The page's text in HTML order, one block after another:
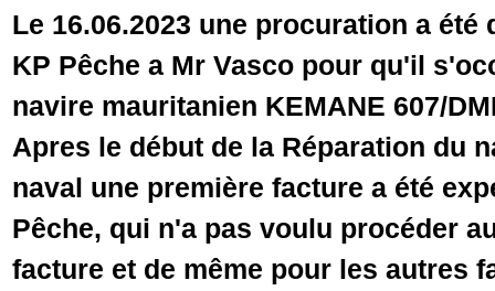
Le 16.06.2023 une procuration a
KP Pêche a Mr Vasco pour qu'il
navire mauritanien KEMANE 607/
Apres le début de la Réparation du
naval une première facture a été
Pêche, qui n'a pas voulu procéder
facture et de même pour les autres